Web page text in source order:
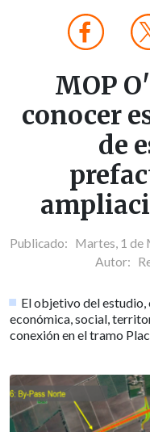
MOP
conocer
de
Publicado: Martes, 1 de
Autor:
El objetivo del estudio,
económica, social,
conexión en el tramo